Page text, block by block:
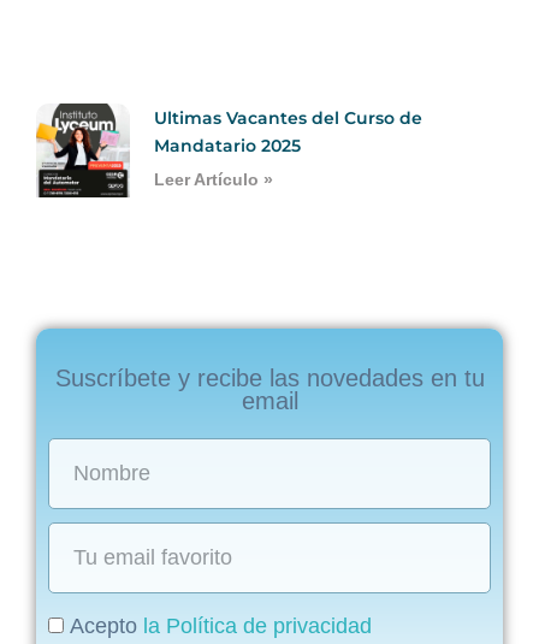
Ultimas Vacantes del Curso de
Mandatario 2025
Leer Artículo »
Suscríbete y recibe las novedades en tu
email
Acepto la Política de privacidad